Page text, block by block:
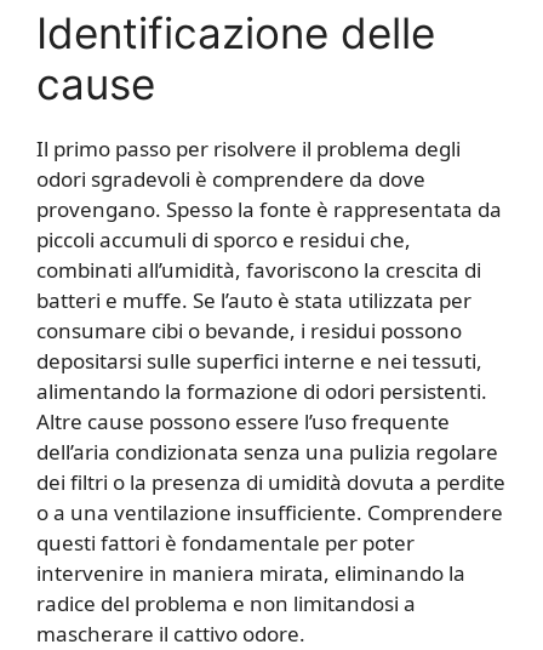
Identificazione delle
cause
Il primo passo per risolvere il problema degli
odori sgradevoli è comprendere da dove
provengano. Spesso la fonte è rappresentata da
piccoli accumuli di sporco e residui che,
combinati all’umidità, favoriscono la crescita di
batteri e muffe. Se l’auto è stata utilizzata per
consumare cibi o bevande, i residui possono
depositarsi sulle superfici interne e nei tessuti,
alimentando la formazione di odori persistenti.
Altre cause possono essere l’uso frequente
dell’aria condizionata senza una pulizia regolare
dei filtri o la presenza di umidità dovuta a perdite
o a una ventilazione insufficiente. Comprendere
questi fattori è fondamentale per poter
intervenire in maniera mirata, eliminando la
radice del problema e non limitandosi a
mascherare il cattivo odore.